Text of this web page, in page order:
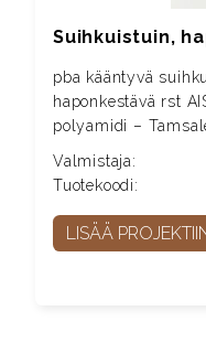
Suihkuistuin,
pba kääntyvä
haponkestävä rst
polyamidi –
Valmistaja:
Tuotekoodi:
LISÄÄ